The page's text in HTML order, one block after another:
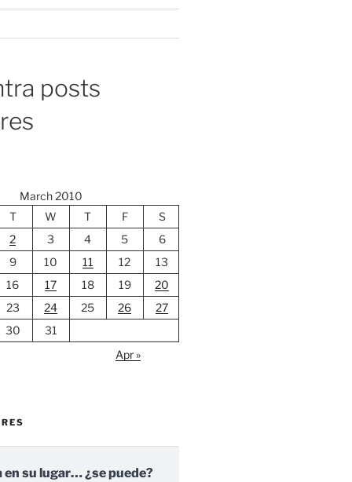
posts
March 2010
T
W T F
S
2
3 4 5
6
9
10 11 12
13
16
17 18 19
20
23
24 25 26
27
30
31
Apr »
en su lugar… ¿se puede?